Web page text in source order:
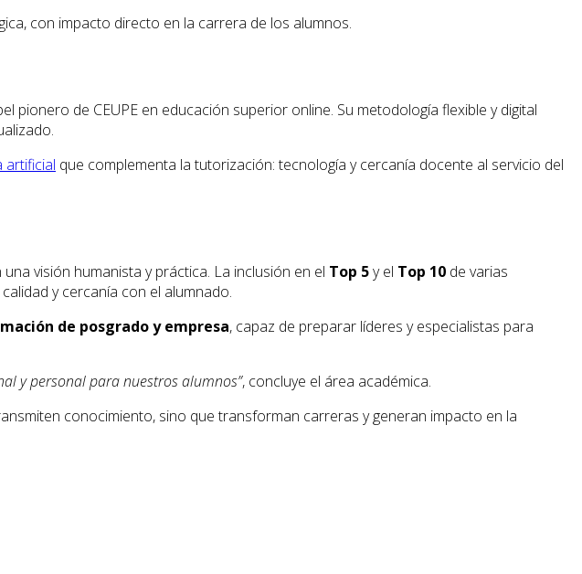
con impacto directo en la carrera de los alumnos.
pionero de CEUPE en educación superior online. Su metodología flexible y digital
artificial que complementa la tutorización: tecnología y cercanía docente al servicio del
visión humanista y práctica. La inclusión en el Top 5y el Top 10 de varias
y cercanía con el alumnado.
de posgrado y empresa, capaz de preparar líderes y especialistas para
y personal para nuestros alumnos”, concluye el área académica.
conocimiento, sino que transforman carreras y generan impacto en la